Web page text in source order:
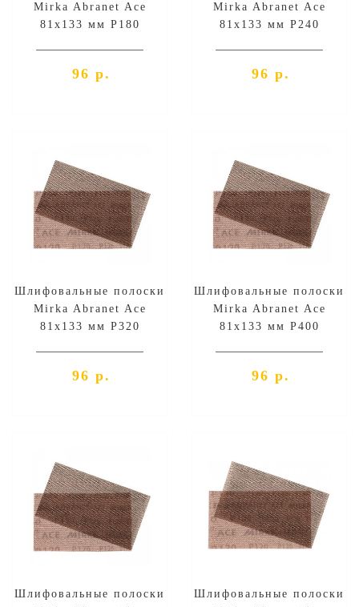
Mirka Abranet Ace
81х133 мм P180
96 р.
Mirka Abranet Ace
81х133 мм P240
96 р.
Шлифовальные полоски
Mirka Abranet Ace
81х133 мм P320
96 р.
Шлифовальные полоски
Mirka Abranet Ace
81х133 мм P400
96 р.
Шлифовальные полоски
Шлифовальные полоски